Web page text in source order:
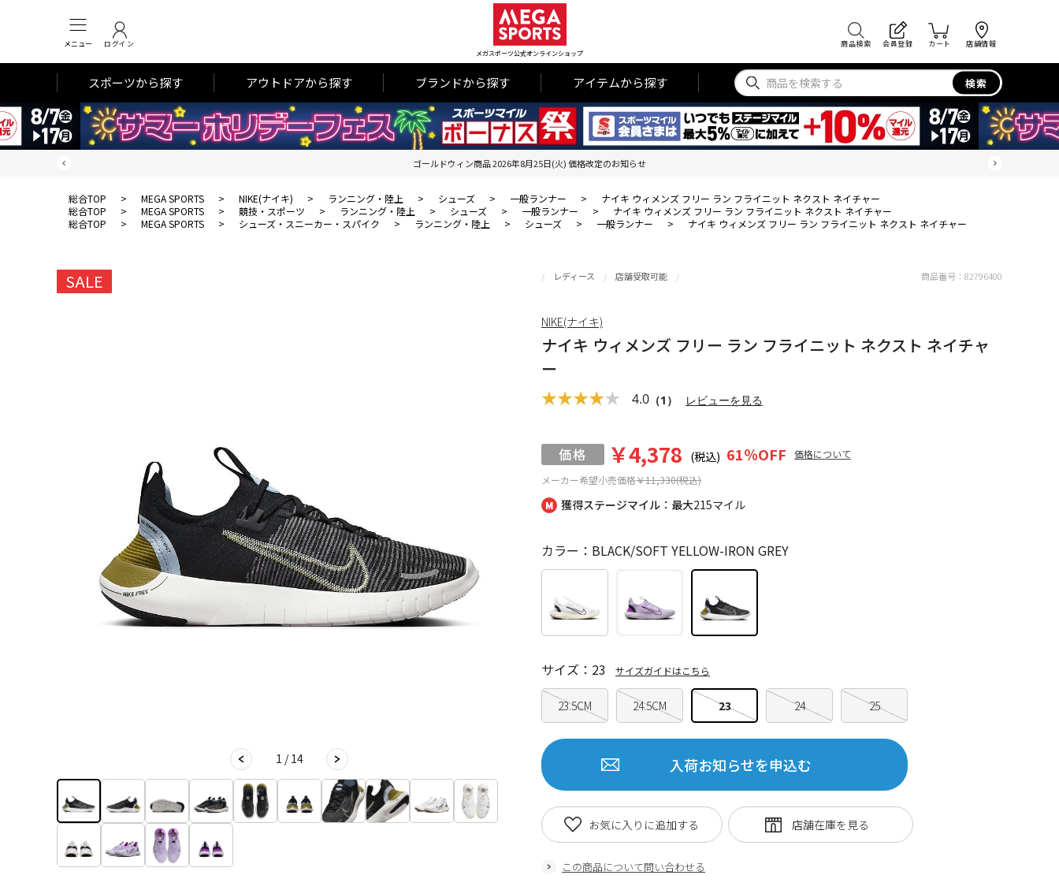
メニュー ログイン
メガスポーツ公式オンラインショップ
商品検索 会員登録 カート 店舗情報
スポーツから探す アウトドアから探す ブランドから探す アイテムから探す 検索
ゴールドウィン商品 2026年8月25日(火) 価格改定のお知らせ
総合TOP > MEGA SPORTS > NIKE(ナイキ) > ランニング・陸上 > シューズ > 一般ランナー >
ナイキ ウィメンズ フリー ラン フライニット ネクスト ネイチャー
総合TOP
> MEGA SPORTS > 競技・スポーツ > ランニング・陸上 > シューズ > 一般ランナー >
ナイキ ウィメンズ フリー ラン フライニット ネクスト ネイチャー
総合TOP
> MEGA SPORTS > シューズ・スニーカー・スパイク > ランニング・陸上 > シューズ > 一般ランナー > ナイキ ウィメンズ フリー ラン フライニット ネクスト ネイチャー
SALE
1 / 14
獲得ステージマイル：最大215マイル
レディース 店舗受取可能
ナイキ ウィメンズ フリー ラン フライニット ネクスト ネイチャ
ー
4.0 （1） レビューを見る
メーカー希望小売価格￥11,330(税込)
￥4,378 (税込) 61％OFF 価格について
カラー：BLACK/SOFT YELLOW-IRON GREY
23.5CM 24.5CM 23 24 25
サイズ：23 サイズガイドはこちら
入荷お知らせを申込む
この商品について問い合わせる
お気に入りに追加する
商品番号： 82796400
NIKE(ナイキ)